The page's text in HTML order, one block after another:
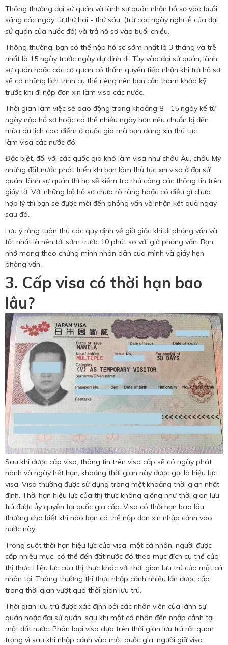
Thông thường đại sứ quán và lãnh sự quán nhận hồ sơ vào buổi
sáng các ngày từ thứ hai - thứ sáu, (trừ các ngày nghỉ lễ của đại
sứ quán của nước đó) và trả hồ sơ vào buổi chiều.
Thông thường, bạn có thể nộp hồ sơ sớm nhất là 3 tháng và trễ
nhất là 15 ngày trước ngày dự định đi. Tùy vào đại sứ quán, lãnh
sự quán hoặc các cơ quan có thẩm quyền tiếp nhận khi trả hồ sơ
sẽ có những lịch trình cụ thể riêng nên bạn cần tham khảo kỹ
trước khi đi nộp đơn xin làm visa các nước.
Thời gian làm việc sẽ dao động trong khoảng 8 - 15 ngày kể từ
ngày nộp hồ sơ hoặc có thể nhiều ngày hơn nếu chuẩn bị đến
mùa du lịch cao điểm ở quốc gia mà bạn đang xin thủ tục
làm visa các nước đó.
Đặc biệt, đối với các quốc gia khó làm visa như châu Âu, châu Mỹ
những đất nước phát triển khi bạn làm thủ tục xin visa ở đại sứ
quán, lãnh sự quán thì họ sẽ kiểm tra thủ công các thông tin trên
giấy tờ. Với những bộ hồ sơ chưa rõ ràng hoặc có điều gì chưa
hợp lý thì bạn sẽ được mời đến phỏng vấn và nhận kết quả ngay
sau đó.
Lưu ý rằng tuân thủ các quy định về giờ giấc khi đi phỏng vấn và
tốt nhất là nên tới sớm trước 10 phút so với giờ phỏng vấn. Bạn
nhớ mang theo chứng minh nhân dân của mình và giấy hẹn
phỏng vấn.
3. Cấp visa có thời hạn bao
lâu?
Sau khi được cấp visa, thông tin trên visa cấp sẽ có ngày phát
hành và ngày hết hạn, khoảng thời gian này được gọi là hiệu lực
visa. Visa thường được sử dụng trong một khoảng thời gian nhất
định. Thời hạn hiệu lực của thị thực không giống như thời gian lưu
trú được ủy quyền tại quốc gia cấp. Visa có thời hạn bao lâu
thường cho biết khi nào bạn có thể nộp đơn xin nhập cảnh vào
nước này.
Trong suốt thời hạn hiệu lực của visa, một cá nhân, người được
cấp nhiều mục, có thể đến đất nước đó theo mục đích cụ thể của
thị thực. Hiệu lực của thị thực khác với thời gian lưu trú của một cá
nhân tại. Thông thường thị thực nhập cảnh nhiều lần được cấp
trong thời gian vượt quá thời gian lưu trú.
Thời gian lưu trú được xác định bởi các nhân viên của lãnh sự
quán hoặc đại sứ quán, sau khi một cá nhân đến nhập cảnh tại
một đất nước. Phân loại visa dựa trên thời gian lưu trú rất quan
trọng vì sau khi nhập cảnh vào một quốc gia, người giữ visa